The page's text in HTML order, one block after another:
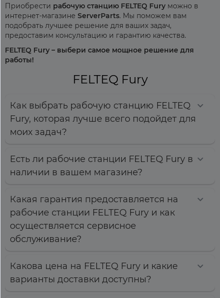
Приобрести рабочую станцию FELTEQ Fury можно в
интернет-магазине ServerParts. Мы поможем вам
подобрать лучшее решение для ваших задач,
предоставим консультацию и гарантию качества.
FELTEQ Fury – выбери самое мощное решение для
работы!
FELTEQ Fury
Как выбрать рабочую станцию FELTEQ
Fury, которая лучше всего подойдет для
моих задач?
Есть ли рабочие станции FELTEQ Fury в
наличии в вашем магазине?
Какая гарантия предоставляется на
рабочие станции FELTEQ Fury и как
осуществляется сервисное
обслуживание?
Какова цена на FELTEQ Fury и какие
варианты доставки доступны?